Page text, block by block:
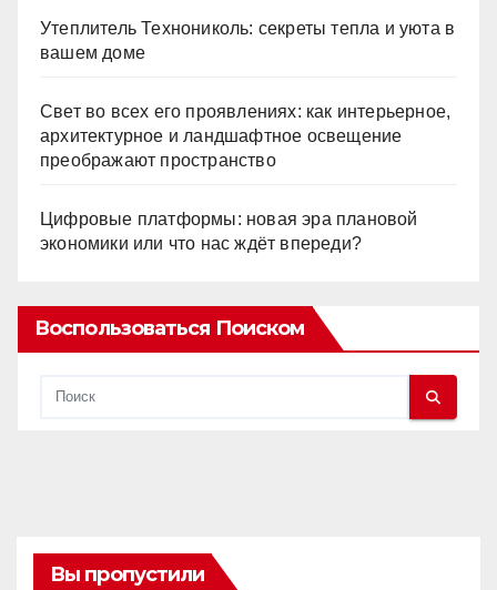
Утеплитель Технониколь: секреты тепла и уюта в
вашем доме
Свет во всех его проявлениях: как интерьерное,
архитектурное и ландшафтное освещение
преображают пространство
Цифровые платформы: новая эра плановой
экономики или что нас ждёт впереди?
Воспользоваться Поиском
Вы пропустили